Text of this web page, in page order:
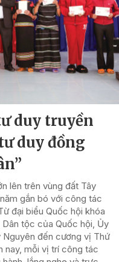
duy truyền
duy đồng
lên trên vùng đất Tây
gắn bó với công tác
đại biểu Quốc hội khóa
tộc của Quốc hội, Ủy
đến cương vị Thứ
nay, mỗi vị trí công tác